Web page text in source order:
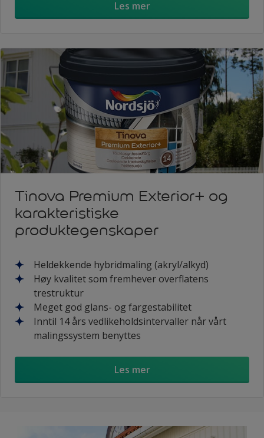
Les mer
Tinova Premium Exterior+ og
karakteristiske
produktegenskaper
Heldekkende hybridmaling (akryl/alkyd)
Høy kvalitet som fremhever overflatens
trestruktur
Meget god glans- og fargestabilitet
Inntil 14 års vedlikeholdsintervaller når vårt
malingssystem benyttes
Les mer